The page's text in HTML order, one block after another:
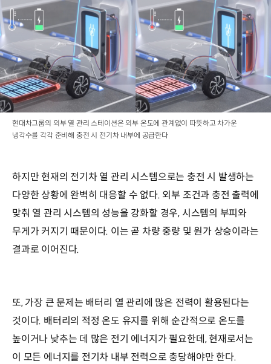
현대차그룹의 외부 열 관리 스테이션은 외부 온도에 관계없이 따뜻하고 차가운
냉각수를 각각 준비해 충전 시 전기차 내부에 공급한다
하지만 현재의 전기차 열 관리 시스템으로는 충전 시 발생하는
다양한 상황에 완벽히 대응할 수 없다. 외부 조건과 충전 출력에
맞춰 열 관리 시스템의 성능을 강화할 경우, 시스템의 부피와
무게가 커지기 때문이다. 이는 곧 차량 중량 및 원가 상승이라는
결과로 이어진다.
또, 가장 큰 문제는 배터리 열 관리에 많은 전력이 활용된다는
것이다. 배터리의 적정 온도 유지를 위해 순간적으로 온도를
높이거나 낮추는 데 많은 전기 에너지가 필요한데, 현재로서는
이 모든 에너지를 전기차 내부 전력으로 충당해야만 한다.